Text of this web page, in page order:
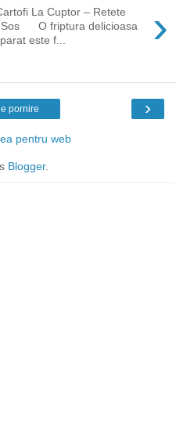
›
La Cuptor – Retete
Sos O friptura delicioasa
este f...
›
pornire
pentru web
Blogger.